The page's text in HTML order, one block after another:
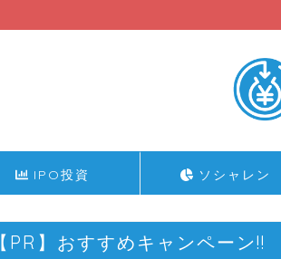
IPO投資 ソシャレン
【PR】おすすめキャンペーン!!